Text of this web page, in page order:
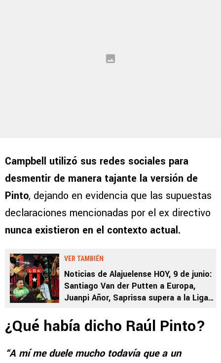
Campbell utilizó sus redes sociales para
desmentir de manera tajante la versión de
Pinto, dejando en evidencia que las supuestas
declaraciones mencionadas por el ex directivo
nunca existieron en el contexto actual.
VER TAMBIÉN
Noticias de Alajuelense HOY, 9 de junio:
Santiago Van der Putten a Europa,
Juanpi Añor, Saprissa supera a la Liga y
¿Qué había dicho Raúl Pinto?
“A mí me duele mucho todavía que a un